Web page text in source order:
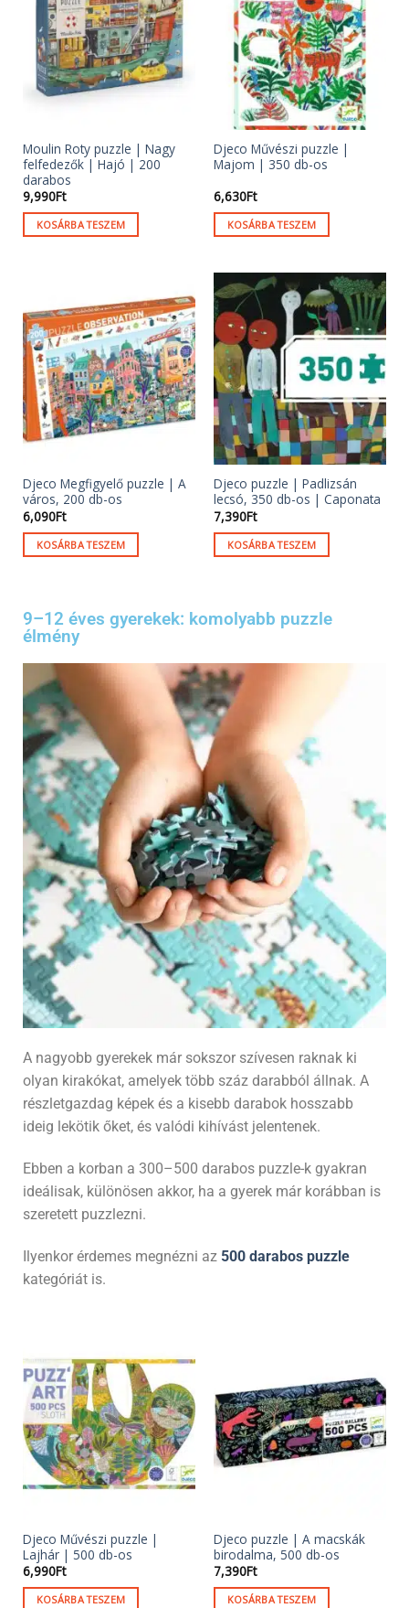
Moulin Roty puzzle | Nagy
felfedezők | Hajó | 200
darabos
9,990Ft
KOSÁRBA TESZEM
Djeco Művészi puzzle |
Majom | 350 db-os
6,630Ft
KOSÁRBA TESZEM
Djeco Megfigyelő puzzle | A
város, 200 db-os
6,090Ft
KOSÁRBA TESZEM
Djeco puzzle | Padlizsán
lecsó, 350 db-os | Caponata
7,390Ft
KOSÁRBA TESZEM
9–12 éves gyerekek: komolyabb puzzle
élmény
A nagyobb gyerekek már sokszor szívesen raknak ki
olyan kirakókat, amelyek több száz darabból állnak. A
részletgazdag képek és a kisebb darabok hosszabb
ideig lekötik őket, és valódi kihívást jelentenek.
Ebben a korban a 300–500 darabos puzzle-k gyakran
ideálisak, különösen akkor, ha a gyerek már korábban is
szeretett puzzlezni.
Ilyenkor érdemes megnézni az 500 darabos puzzle
kategóriát is.
Djeco Művészi puzzle |
Lajhár | 500 db-os
6,990Ft
KOSÁRBA TESZEM
Djeco puzzle | A macskák
birodalma, 500 db-os
7,390Ft
KOSÁRBA TESZEM